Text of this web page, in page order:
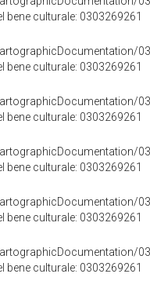
culturale: 0303269261
culturale: 0303269261
culturale: 0303269261
culturale: 0303269261
culturale: 0303269261
culturale: 0303269261